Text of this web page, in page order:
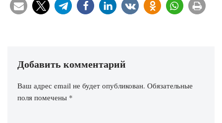
Добавить комментарий
Ваш адрес email не будет опубликован. Обязательные
поля помечены *